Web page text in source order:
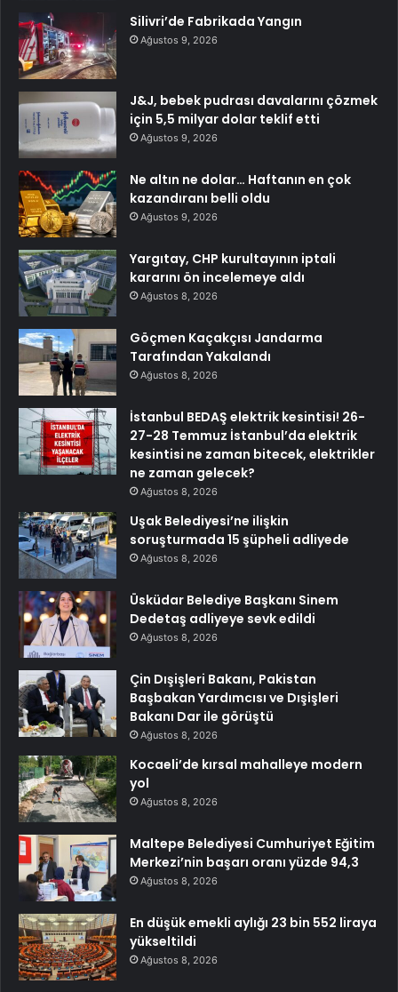
Silivri’de Fabrikada Yangın
Ağustos 9, 2026
J&J, bebek pudrası davalarını çözmek
için 5,5 milyar dolar teklif etti
Ağustos 9, 2026
Ne altın ne dolar… Haftanın en çok
kazandıranı belli oldu
Ağustos 9, 2026
Yargıtay, CHP kurultayının iptali
kararını ön incelemeye aldı
Ağustos 8, 2026
Göçmen Kaçakçısı Jandarma
Tarafından Yakalandı
Ağustos 8, 2026
İstanbul BEDAŞ elektrik kesintisi! 26-
27-28 Temmuz İstanbul’da elektrik
kesintisi ne zaman bitecek, elektrikler
ne zaman gelecek?
Ağustos 8, 2026
Uşak Belediyesi’ne ilişkin
soruşturmada 15 şüpheli adliyede
Ağustos 8, 2026
Üsküdar Belediye Başkanı Sinem
Dedetaş adliyeye sevk edildi
Ağustos 8, 2026
Çin Dışişleri Bakanı, Pakistan
Başbakan Yardımcısı ve Dışişleri
Bakanı Dar ile görüştü
Ağustos 8, 2026
Kocaeli’de kırsal mahalleye modern
yol
Ağustos 8, 2026
Maltepe Belediyesi Cumhuriyet Eğitim
Merkezi’nin başarı oranı yüzde 94,3
Ağustos 8, 2026
En düşük emekli aylığı 23 bin 552 liraya
yükseltildi
Ağustos 8, 2026